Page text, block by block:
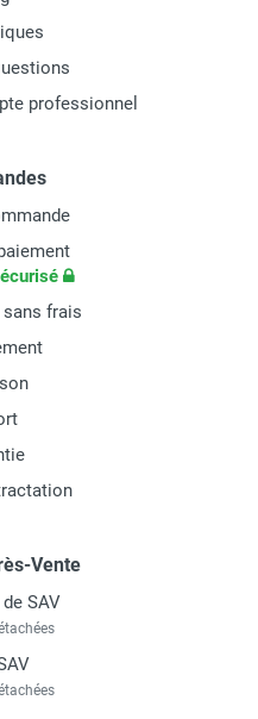
professionnel
sans frais
Vente
SAV